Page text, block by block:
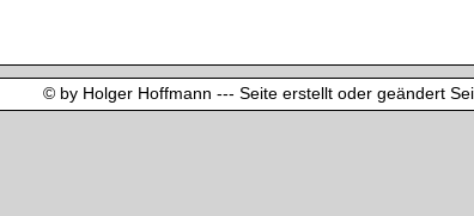
© by Holger Hoffmann --- Seite erstellt oder geändert